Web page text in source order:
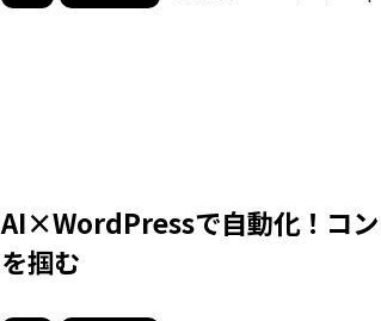
AI×WordPressで自動化！コ
を掴む